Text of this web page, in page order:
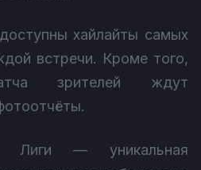
хайлайты самых
встречи. Кроме того,
зрителей ждут
Лиги — уникальная